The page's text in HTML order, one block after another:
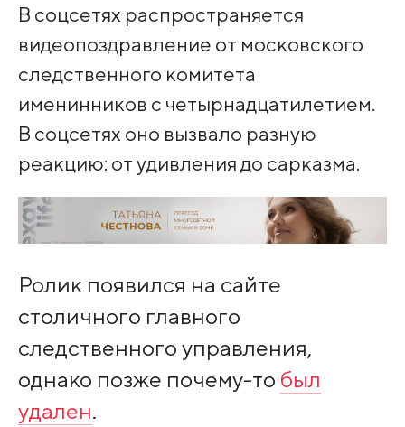
В соцсетях распространяется
видеопоздравление от московского
следственного комитета
именинников с четырнадцатилетием.
В соцсетях оно вызвало разную
реакцию: от удивления до сарказма.
Ролик появился на сайте
столичного главного
следственного управления,
однако позже почему-то был
удален.